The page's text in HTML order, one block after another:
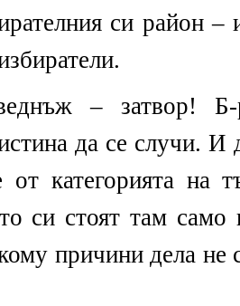
си район
– затвор!
да се случи. И
категорията на
си стоят там
причини дела не